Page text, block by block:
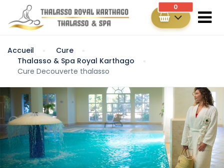
0
Accueil
Cure
Thalasso & Spa Royal Karthago
Cure Decouverte thalasso